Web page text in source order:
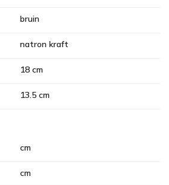
bruin
natron kraft
18 cm
13.5 cm
cm
cm